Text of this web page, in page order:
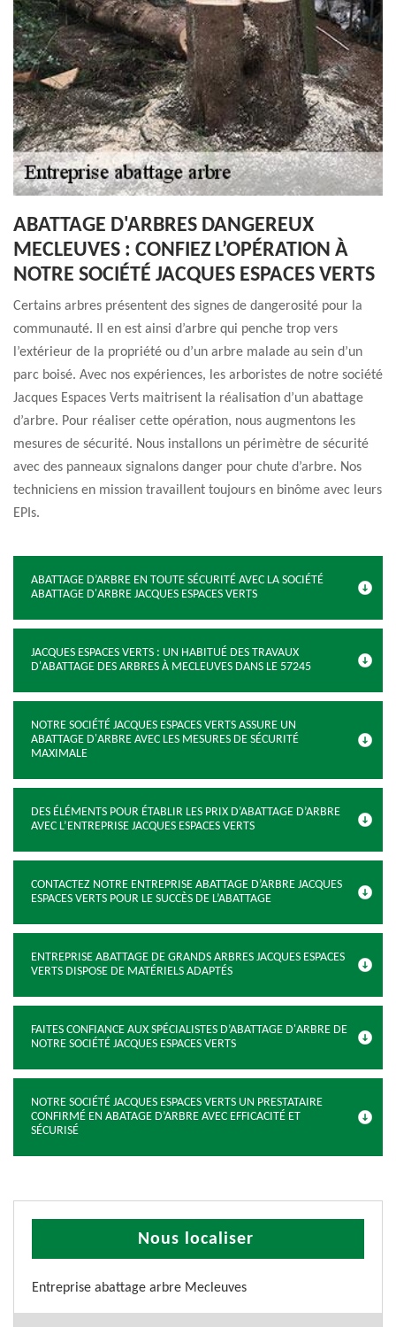
ABATTAGE D'ARBRES DANGEREUX
MECLEUVES : CONFIEZ L’OPÉRATION À
NOTRE SOCIÉTÉ JACQUES ESPACES VERTS
Certains arbres présentent des signes de dangerosité pour la
communauté. Il en est ainsi d’arbre qui penche trop vers
l’extérieur de la propriété ou d’un arbre malade au sein d’un
parc boisé. Avec nos expériences, les arboristes de notre société
Jacques Espaces Verts maitrisent la réalisation d’un abattage
d’arbre. Pour réaliser cette opération, nous augmentons les
mesures de sécurité. Nous installons un périmètre de sécurité
avec des panneaux signalons danger pour chute d’arbre. Nos
techniciens en mission travaillent toujours en binôme avec leurs
EPIs.
ABATTAGE D’ARBRE EN TOUTE SÉCURITÉ AVEC LA SOCIÉTÉ
ABATTAGE D'ARBRE JACQUES ESPACES VERTS
JACQUES ESPACES VERTS : UN HABITUÉ DES TRAVAUX
D'ABATTAGE DES ARBRES À MECLEUVES DANS LE 57245
NOTRE SOCIÉTÉ JACQUES ESPACES VERTS ASSURE UN
ABATTAGE D'ARBRE AVEC LES MESURES DE SÉCURITÉ
MAXIMALE
DES ÉLÉMENTS POUR ÉTABLIR LES PRIX D’ABATTAGE D’ARBRE
AVEC L’ENTREPRISE JACQUES ESPACES VERTS
CONTACTEZ NOTRE ENTREPRISE ABATTAGE D’ARBRE JACQUES
ESPACES VERTS POUR LE SUCCÈS DE L’ABATTAGE
ENTREPRISE ABATTAGE DE GRANDS ARBRES JACQUES ESPACES
VERTS DISPOSE DE MATÉRIELS ADAPTÉS
FAITES CONFIANCE AUX SPÉCIALISTES D’ABATTAGE D'ARBRE DE
NOTRE SOCIÉTÉ JACQUES ESPACES VERTS
NOTRE SOCIÉTÉ JACQUES ESPACES VERTS UN PRESTATAIRE
CONFIRMÉ EN ABATAGE D’ARBRE AVEC EFFICACITÉ ET
SÉCURISÉ
Nous localiser
Entreprise abattage arbre Mecleuves